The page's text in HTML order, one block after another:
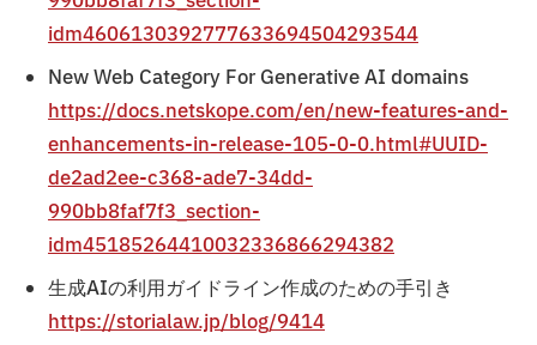
idm4606130392777633694504293544
New Web Category For Generative AI domains
https://docs.netskope.com/en/new-features-and-
enhancements-in-release-105-0-0.html#UUID-
de2ad2ee-c368-ade7-34dd-
990bb8faf7f3_section-
idm45185264410032336866294382
生成AIの利用ガイドライン作成のための手引き
https://storialaw.jp/blog/9414